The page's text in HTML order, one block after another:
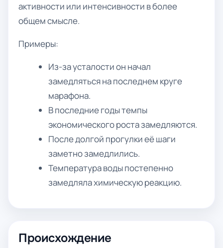
активности или интенсивности в более
общем смысле.
Примеры:
Из-за усталости он начал
замедляться на последнем круге
марафона.
В последние годы темпы
экономического роста замедляются.
После долгой прогулки её шаги
заметно замедлились.
Температура воды постепенно
замедляла химическую реакцию.
Происхождение